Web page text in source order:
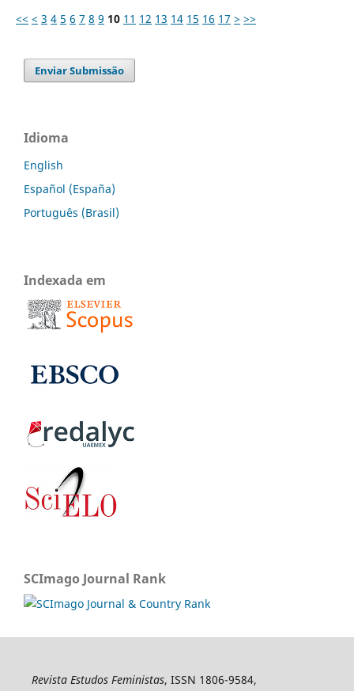
<< < 3 4 5 6 7 8 9 10 11 12 13 14 15 16 17 > >>
Enviar Submissão
Idioma
English
Español (España)
Português (Brasil)
Indexada em
SCImago Journal Rank
Revista Estudos Feministas, ISSN 1806-9584,